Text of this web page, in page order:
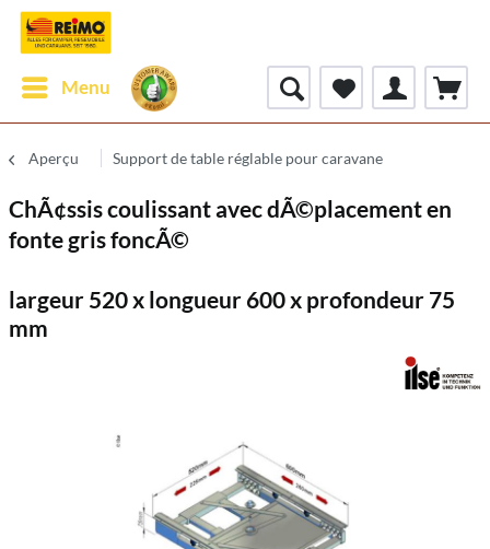
Menu
Aperçu Support de table réglable pour caravane
ChÃ¢ssis coulissant avec dÃ©placement en
fonte gris foncÃ©
largeur 520 x longueur 600 x profondeur 75
mm